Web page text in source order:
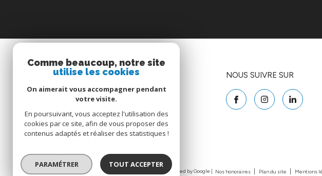
AGENCE CORSE
09 88 45 91 91
agence.corse@cif-immo.com
Avenue du 9 Septembre,
20240
ghisonaccia
NOUS SUIVRE SUR
© 2026 | Tous droits réservés | Traduction powered by Google | Nos honoraires Plan du site Mentions
Comme beaucoup, notre site
utilise les cookies
On aimerait vous accompagner pendant
votre visite.
En poursuivant, vous acceptez l'utilisation des
cookies par ce site, afin de vous proposer des
contenus adaptés et réaliser des statistiques !
PARAMÉTRER TOUT ACCEPTER